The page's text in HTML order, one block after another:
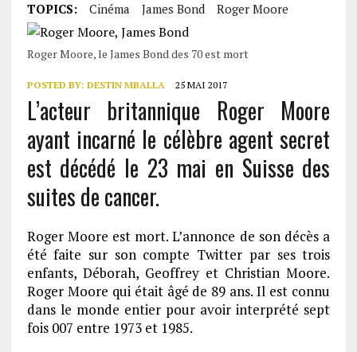
TOPICS: Cinéma James Bond Roger Moore
Roger Moore, le James Bond des 70 est mort
POSTED BY: DESTIN MBALLA 25 MAI 2017
L’acteur britannique Roger Moore
ayant incarné le célèbre agent secret
est décédé le 23 mai en Suisse des
suites de cancer.
Roger Moore est mort. L’annonce de son décès a
été faite sur son compte Twitter par ses trois
enfants, Déborah, Geoffrey et Christian Moore.
Roger Moore qui était âgé de 89 ans. Il est connu
dans le monde entier pour avoir interprété sept
fois 007 entre 1973 et 1985.